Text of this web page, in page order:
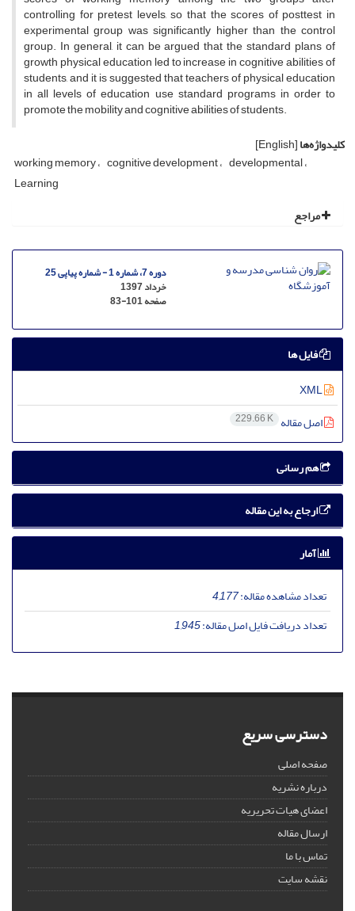
controlling for pretest levels, so that the scores of posttest in
experimental group was significantly higher than the control
group. In general, it can be argued that the standard plans of
growth physical education led to increase in cognitive abilities of
students, and it is suggested that teachers of physical education
in all levels of education use standard programs in order to
promote the mobility and cognitive abilities of students.
کلیدواژه‌ها[English]
working memory cognitive development developmental
Learning
مراجع
دوره 7، شماره 1 - شماره پیاپی 25
خرداد 1397
صفحه83-101
فایل ها
اصل مقاله 229.66 K
هم رسانی
ارجاع به این مقاله
آمار
تعداد مشاهده مقاله:4,177
تعداد دریافت فایل اصل مقاله:1,945
دسترسی سریع
صفحه اصلی
درباره نشریه
اعضای هیات تحریریه
ارسال مقاله
تماس با ما
نقشه سایت